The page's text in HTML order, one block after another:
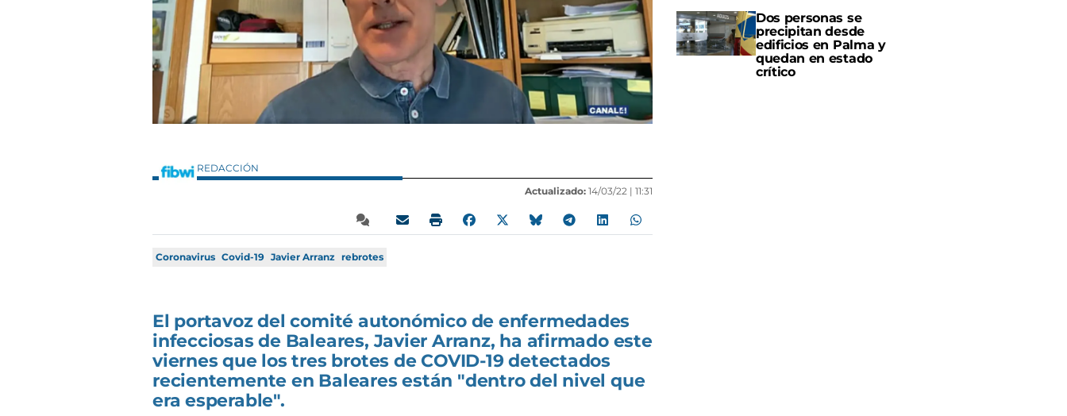
REDACCIÓN
Actualizado: 14/03/22 | 11:31
Coronavirus Covid-19 Javier Arranz rebrotes
El portavoz del comité autonómico de enfermedades
infecciosas de Baleares, Javier Arranz, ha afirmado este
viernes que los tres brotes de COVID-19 detectados
recientemente en Baleares están "dentro del nivel que
era esperable".
Dos personas se
precipitan desde
edificios en Palma y
quedan en estado
crítico